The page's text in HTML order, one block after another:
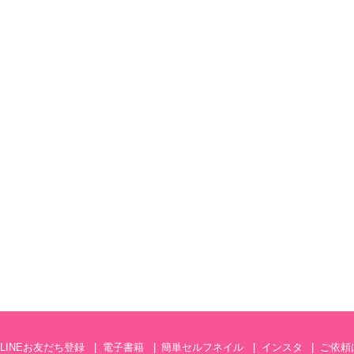
LINEお友だち登録 電子書籍 簡単セルフネイル インスタ ご依頼